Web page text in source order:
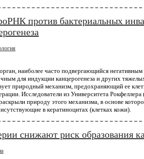
против бактериальных
наиболее часто подвергающийся
для индукции канцерогенеза и других
природный механизм, предохраняющий ее
Исследователи из Университета Рокфеллера
природу этого механизма, в основе
в кератиноцитах (клетках кожи).
снижают риск образования